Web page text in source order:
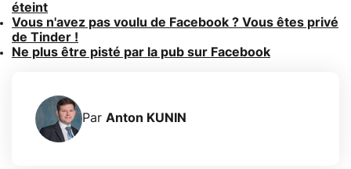
éteint
Vous n'avez pas voulu de Facebook ? Vous êtes privé
de Tinder !
Ne plus être pisté par la pub sur Facebook
Par Anton KUNIN